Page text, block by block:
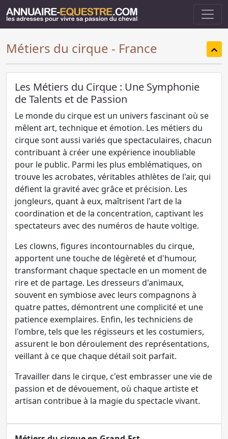
Métiers du cirque - France
Les Métiers du Cirque : Une Symphonie
de Talents et de Passion
Le monde du cirque est un univers fascinant où se
mêlent art, technique et émotion. Les métiers du
cirque sont aussi variés que spectaculaires, chacun
contribuant à créer une expérience inoubliable
pour le public. Parmi les plus emblématiques, on
trouve les acrobates, véritables athlètes de l'air, qui
défient la gravité avec grâce et précision. Les
jongleurs, quant à eux, maîtrisent l'art de la
coordination et de la concentration, captivant les
spectateurs avec des numéros de haute voltige.
Les clowns, figures incontournables du cirque,
apportent une touche de légèreté et d'humour,
transformant chaque spectacle en un moment de
rire et de partage. Les dresseurs d'animaux,
souvent en symbiose avec leurs compagnons à
quatre pattes, démontrent une complicité et une
patience exemplaires. Enfin, les techniciens de
l'ombre, tels que les régisseurs et les costumiers,
assurent le bon déroulement des représentations,
veillant à ce que chaque détail soit parfait.
Travailler dans le cirque, c'est embrasser une vie de
passion et de dévouement, où chaque artiste et
artisan contribue à la magie du spectacle vivant.